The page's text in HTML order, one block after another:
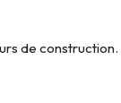
de construction.